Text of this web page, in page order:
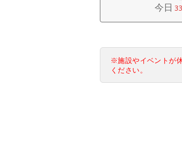
今日
※施設やイベントが
ください。